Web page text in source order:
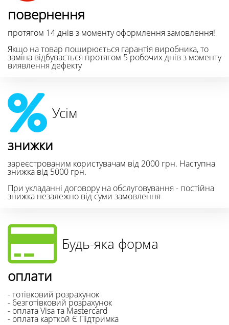
повернення
протягом 14 днів з моменту оформлення замовлення!
Якщо на товар поширюється гарантія виробника, то
заміна відбувається протягом 5 робочих днів з моменту
виявлення дефекту
Усім
знижки
зареєстрованим користувачам від 2000 грн. Наступна
знижка від 5000 грн.
При укладанні договору на обслуговування - постійна
знижка незалежно від суми замовлення
Будь-яка форма
оплати
- готівковий розрахунок
- безготівковий розрахунок
- оплата Visa та Mastercard
- оплата карткой Є Підтримка